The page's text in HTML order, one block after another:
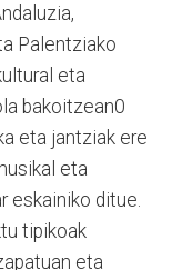
Palentziako
eta
bakoitzean0
eta jantziak ere
eta
eskainiko ditue.
tipikoak
eta